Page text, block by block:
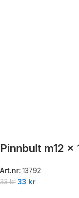
Pinnbult m12 x
Art.nr: 13792
33kr 33 kr